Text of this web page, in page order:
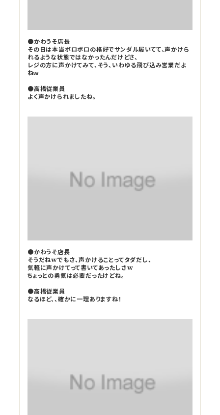
●かわうそ店長
その日は本当ボロボロの格好でサンダル履いてて、声かけら
れるような状態ではなかったんだけどさ、
レジの方に声かけてみて、そう、いわゆる飛び込み営業だよ
ねｗ
●高橋従業員
よく声かけられましたね。
●かわうそ店長
そうだねwでもさ、声かけることってタダだし、
気軽に声かけてって書いてあったしさw
ちょっとの勇気は必要だったけどね。
●高橋従業員
なるほど、、確かに一理ありますね！